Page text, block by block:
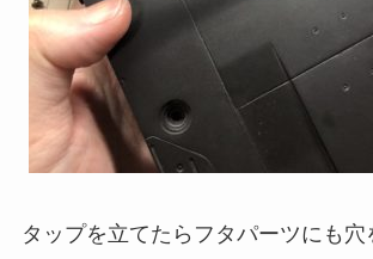
タップを立てたらフタパーツにも穴